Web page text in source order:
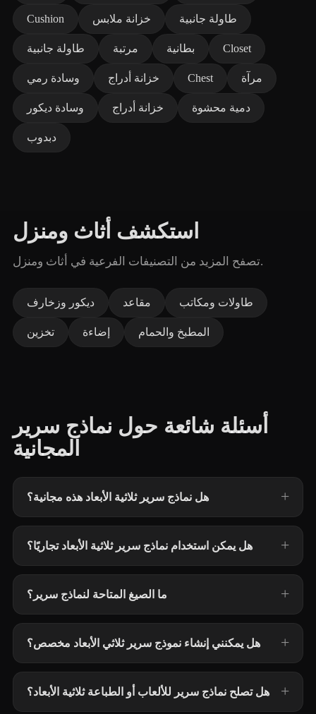
Cushion خزانة ملابس طاولة جانبية
طاولة جانبية مرتبة بطانية Closet
وسادة رمي خزانة أدراج Chest مرآة
وسادة ديكور خزانة أدراج دمية محشوة
دبدوب
استكشف أثاث ومنزل
تصفح المزيد من التصنيفات الفرعية في أثاث ومنزل.
ديكور وزخارف مقاعد طاولات ومكاتب
تخزين إضاءة المطبخ والحمام
أسئلة شائعة حول نماذج سرير
المجانية
هل نماذج سرير ثلاثية الأبعاد هذه مجانية؟
هل يمكن استخدام نماذج سرير ثلاثية الأبعاد تجاريًا؟
ما الصيغ المتاحة لنماذج سرير؟
هل يمكنني إنشاء نموذج سرير ثلاثي الأبعاد مخصص؟
هل تصلح نماذج سرير للألعاب أو الطباعة ثلاثية الأبعاد؟